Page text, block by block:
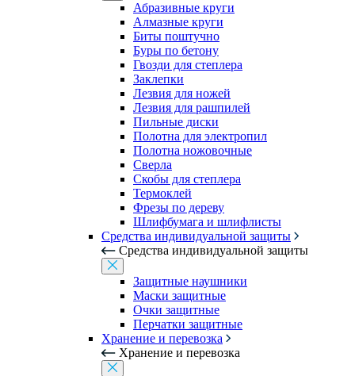
Абразивные круги
Алмазные круги
Биты поштучно
Буры по бетону
Гвозди для степлера
Заклепки
Лезвия для ножей
Лезвия для рашпилей
Пильные диски
Полотна для электропил
Полотна ножовочные
Сверла
Скобы для степлера
Термоклей
Фрезы по дереву
Шлифбумага и шлифлисты
Средства индивидуальной защиты
Средства индивидуальной защиты
Защитные наушники
Маски защитные
Очки защитные
Перчатки защитные
Хранение и перевозка
Хранение и перевозка